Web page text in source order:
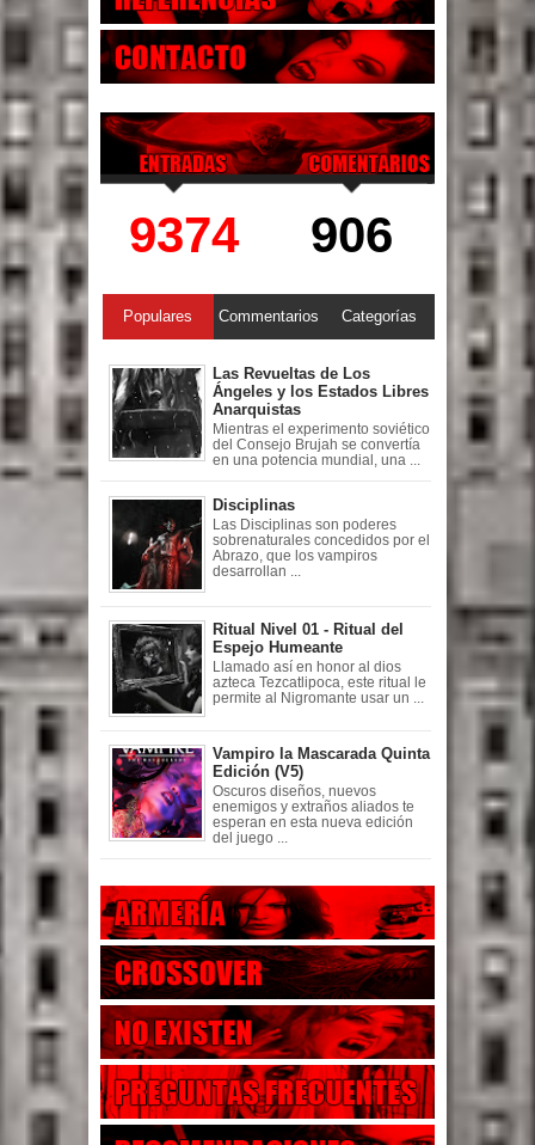
9374 906
Populares Commentarios Categorías
Las Revueltas de Los
Ángeles y los Estados Libres
Anarquistas
Mientras el experimento soviético
del Consejo Brujah se convertía
en una potencia mundial, una ...
Disciplinas
Las Disciplinas son poderes
sobrenaturales concedidos por el
Abrazo, que los vampiros
desarrollan ...
Ritual Nivel 01 - Ritual del
Espejo Humeante
Llamado así en honor al dios
azteca Tezcatlipoca, este ritual le
permite al Nigromante usar un ...
Vampiro la Mascarada Quinta
Edición (V5)
Oscuros diseños, nuevos
enemigos y extraños aliados te
esperan en esta nueva edición
del juego ...